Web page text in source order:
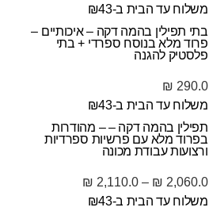
משלוח עד הבית ב-₪43
בתי תפילין בהמה דקה – איכותיים –
פרוד מלא בנוסח ספרדי + בתי
פלסטיק להגנה
290.0
₪
משלוח עד הבית ב-₪43
תפילין בהמה דקה – – מהודרות
בפרוד מלא עם פרשיות ספרדיות
ורצועות עבודת מכונה
2,060.0
₪
–
2,110.0
₪
משלוח עד הבית ב-₪43